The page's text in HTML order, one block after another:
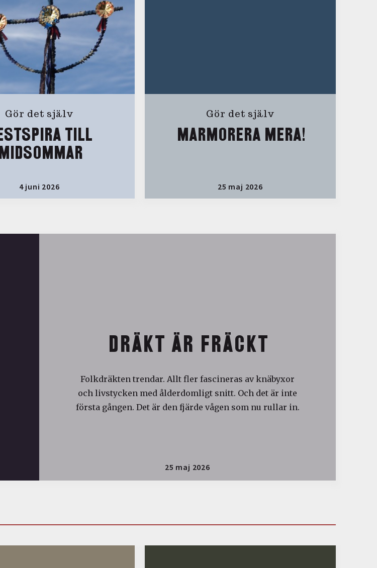
Gör det själv
TILL
4 juni 2026
Gör det själv
MARMORERA MERA!
25 maj 2026
DRÄKT ÄR FRÄCKT
Folkdräkten trendar. Allt fler fascineras av knäbyxor
och livstycken med ålderdomligt snitt. Och det är inte
första gången. Det är den fjärde vågen som nu rullar in.
25 maj 2026